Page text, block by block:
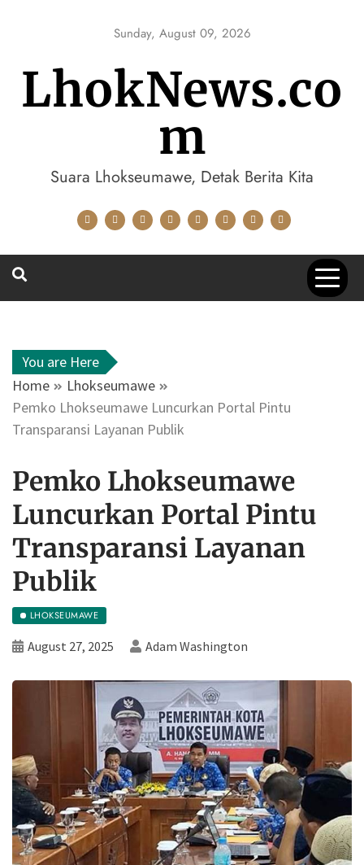
Sunday, August 09, 2026
LhokNews.co
m
Suara Lhokseumawe, Detak Berita Kita
You are Here
Home
Lhokseumawe
Pemko Lhokseumawe Luncurkan Portal Pintu
Transparansi Layanan Publik
Pemko Lhokseumawe
Luncurkan Portal Pintu
Transparansi Layanan
Publik
LHOKSEUMAWE
August 27, 2025 Adam Washington